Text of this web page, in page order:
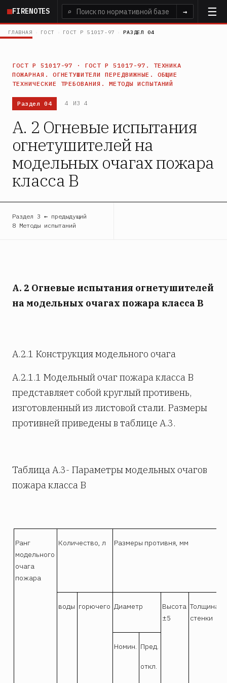
Перейти
основному
FIRENOTES ⌕ →
ГЛАВНАЯ › ГОСТ › ГОСТ Р 51017-97 › РАЗДЕЛ 04
ГОСТ Р 51017-97 · ГОСТ Р 51017-97. ТЕХНИКА
ПОЖАРНАЯ. ОГНЕТУШИТЕЛИ ПЕРЕДВИЖНЫЕ. ОБЩИЕ
ТЕХНИЧЕСКИЕ ТРЕБОВАНИЯ. МЕТОДЫ ИСПЫТАНИЙ
Раздел 04 4 ИЗ 4
А. 2 Огневые испытания
огнетушителей на
модельных очагах пожара
класса В
Раздел 3 ← предыдущий
8 Методы испытаний
А. 2 Огневые испытания огнетушителей
на модельных очагах пожара класса В
А.2.1 Конструкция модельного очага
А.2.1.1 Модельный очаг пожара класса В
представляет собой круглый противень,
изготовленный из листовой стали. Размеры
противней приведены в таблице А.3.
Таблица A.3- Параметры модельных очагов
пожара класса В
Ранг
модельного
очага
пожара
Количество, л Размеры противня, мм
воды горючего Диаметр
Высота
±5
Толщина
стенки
Номин. Пред.
откл.